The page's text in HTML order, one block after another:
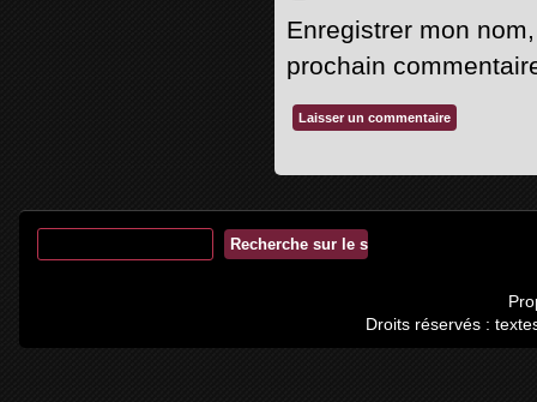
Enregistrer mon
prochain
Droits réservés :